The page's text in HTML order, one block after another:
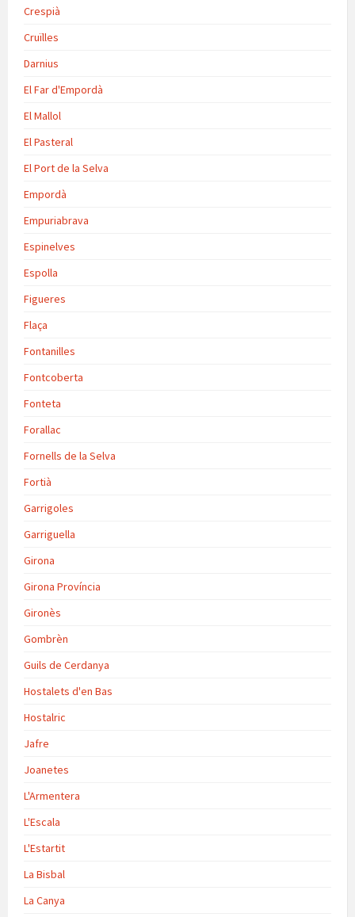
Crespià
Cruïlles
Darnius
El Far d'Empordà
El Mallol
El Pasteral
El Port de la Selva
Empordà
Empuriabrava
Espinelves
Espolla
Figueres
Flaça
Fontanilles
Fontcoberta
Fonteta
Forallac
Fornells de la Selva
Fortià
Garrigoles
Garriguella
Girona
Girona Província
Gironès
Gombrèn
Guils de Cerdanya
Hostalets d'en Bas
Hostalric
Jafre
Joanetes
L'Armentera
L'Escala
L'Estartit
La Bisbal
La Canya